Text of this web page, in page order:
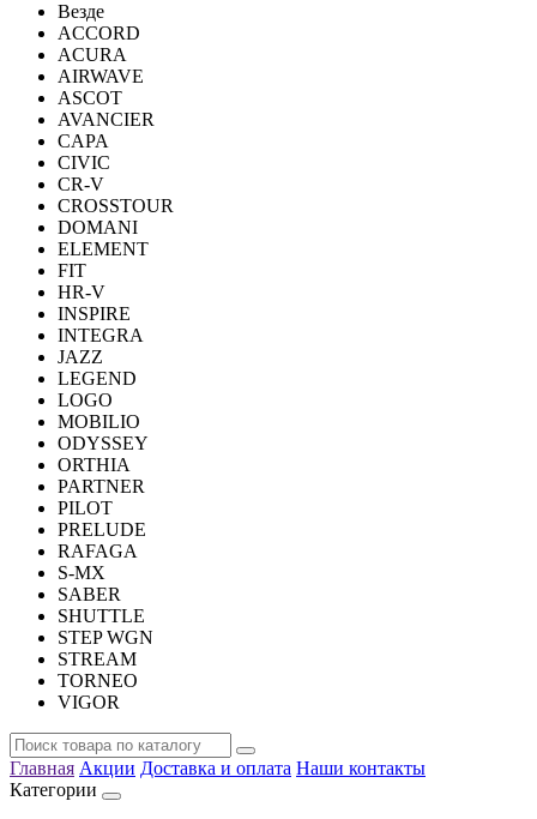
Везде
ACCORD
ACURA
AIRWAVE
ASCOT
AVANCIER
CAPA
CIVIC
CR-V
CROSSTOUR
DOMANI
ELEMENT
FIT
HR-V
INSPIRE
INTEGRA
JAZZ
LEGEND
LOGO
MOBILIO
ODYSSEY
ORTHIA
PARTNER
PILOT
PRELUDE
RAFAGA
S-MX
SABER
SHUTTLE
STEP WGN
STREAM
TORNEO
VIGOR
Главная Акции Доставка и оплата Наши контакты
Категории